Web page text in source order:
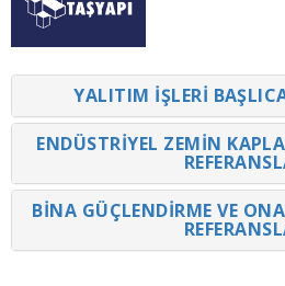
YALITIM İŞLERİ
ENDÜSTRİYEL ZEMİN
BİNA GÜÇLENDİRME VE